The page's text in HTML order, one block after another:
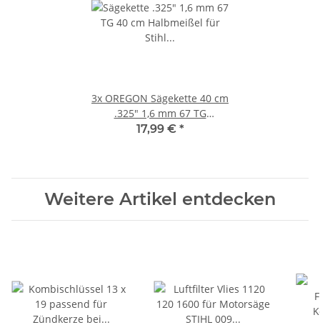
3x OREGON Sägekette 40 cm
.325" 1,6 mm 67 TG
22BPX067E
17,99 € *
Weitere Artikel entdecken